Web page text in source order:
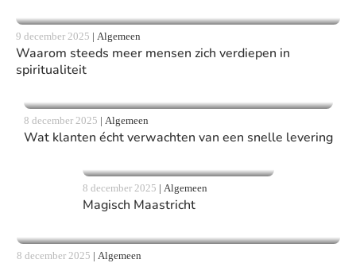
9 december 2025 | Algemeen
Waarom steeds meer mensen zich verdiepen in
spiritualiteit
8 december 2025 | Algemeen
Wat klanten écht verwachten van een snelle levering
8 december 2025 | Algemeen
Magisch Maastricht
8 december 2025 | Algemeen